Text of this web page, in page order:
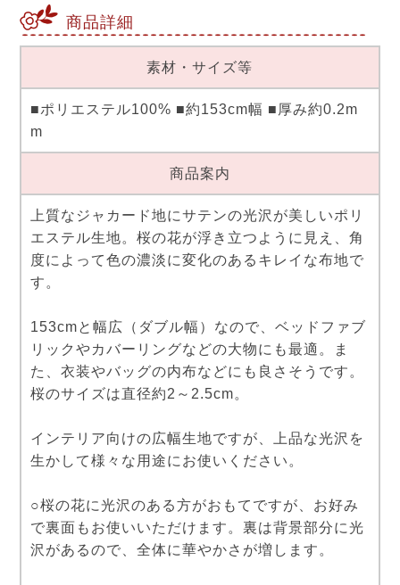
商品詳細
素材・サイズ等
■ポリエステル100% ■約153cm幅 ■厚み約0.2m
m
商品案内
上質なジャカード地にサテンの光沢が美しいポリ
エステル生地。桜の花が浮き立つように見え、角
度によって色の濃淡に変化のあるキレイな布地で
す。
153cmと幅広（ダブル幅）なので、ベッドファブ
リックやカバーリングなどの大物にも最適。ま
た、衣装やバッグの内布などにも良さそうです。
桜のサイズは直径約2～2.5cm。
インテリア向けの広幅生地ですが、上品な光沢を
生かして様々な用途にお使いください。
○桜の花に光沢のある方がおもてですが、お好み
で裏面もお使いいただけます。裏は背景部分に光
沢があるので、全体に華やかさが増します。